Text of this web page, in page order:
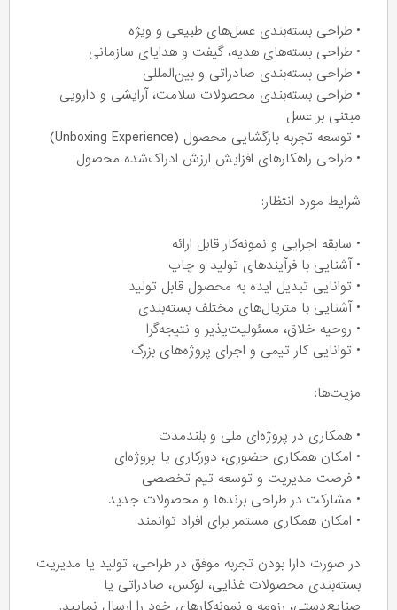
• طراحی بسته‌بندی عسل‌های طبیعی و ویژه
• طراحی بسته‌های هدیه، گیفت و هدایای سازمانی
• طراحی بسته‌بندی صادراتی و بین‌المللی
• طراحی بسته‌بندی محصولات سلامت، آرایشی و دارویی
مبتنی بر عسل
• توسعه تجربه بازگشایی محصول (Unboxing Experience)
• طراحی راهکارهای افزایش ارزش ادراک‌شده محصول
شرایط مورد انتظار:
• سابقه اجرایی و نمونه‌کار قابل ارائه
• آشنایی با فرآیندهای تولید و چاپ
• توانایی تبدیل ایده به محصول قابل تولید
• آشنایی با متریال‌های مختلف بسته‌بندی
• روحیه خلاق، مسئولیت‌پذیر و نتیجه‌گرا
• توانایی کار تیمی و اجرای پروژه‌های بزرگ
مزیت‌ها:
• همکاری در پروژه‌ای ملی و بلندمدت
• امکان همکاری حضوری، دورکاری یا پروژه‌ای
• فرصت مدیریت و توسعه تیم تخصصی
• مشارکت در طراحی برندها و محصولات جدید
• امکان همکاری مستمر برای افراد توانمند
در صورت دارا بودن تجربه موفق در طراحی، تولید یا مدیریت
بسته‌بندی محصولات غذایی، لوکس، صادراتی یا